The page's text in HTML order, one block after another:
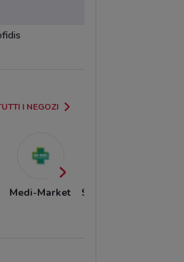
I NEGOZI
Medi-Market Spazio Conad